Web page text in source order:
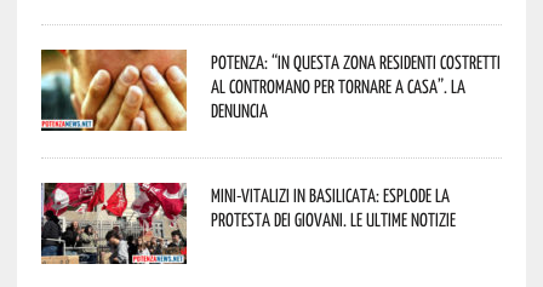
Potenza: “In questa zona residenti costretti
al contromano per tornare a casa”. La
denuncia
Mini-vitalizi in Basilicata: esplode la
protesta dei giovani. Le ultime notizie